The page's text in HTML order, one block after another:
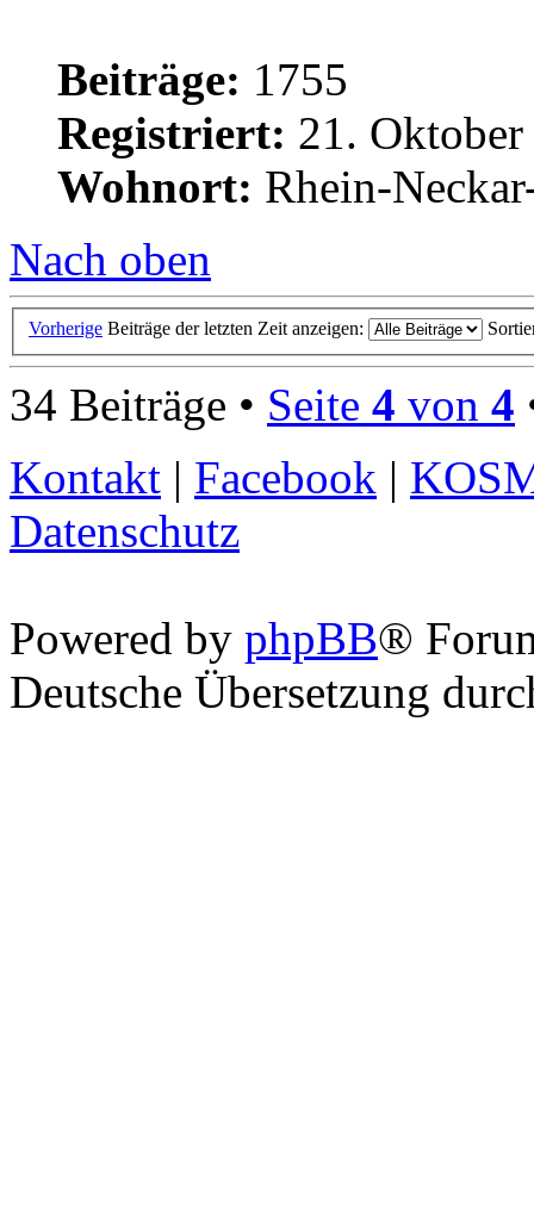
Beiträge: 1755
Registriert: 21.
Wohnort: Rhein-
Nach oben
Vorherige Beiträge der letzten Zeit anzeigen:
34 Beiträge • Seite 4 von 4
Kontakt | Facebook |
Datenschutz
Powered by phpBB®
Deutsche Übersetzung